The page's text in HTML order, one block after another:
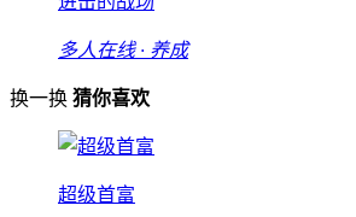
多人在线 · 养成
换一换 猜你喜欢
超级首富